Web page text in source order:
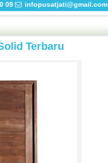
09 infopusatjati@gmail.com
Terbaru